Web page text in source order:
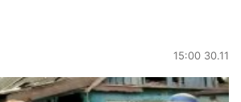
15:00 30.11